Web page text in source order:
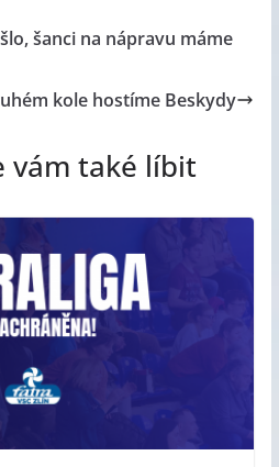
šanci na nápravu máme
kole hostíme Beskydy
vám také líbit